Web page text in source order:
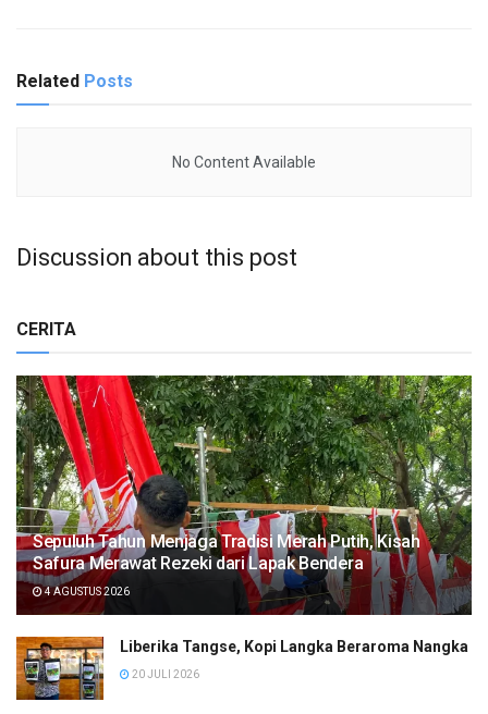
Related Posts
No Content Available
Discussion about this post
CERITA
Sepuluh Tahun Menjaga Tradisi Merah Putih, Kisah
Safura Merawat Rezeki dari Lapak Bendera
4 AGUSTUS 2026
Liberika Tangse, Kopi Langka Beraroma Nangka
20 JULI 2026